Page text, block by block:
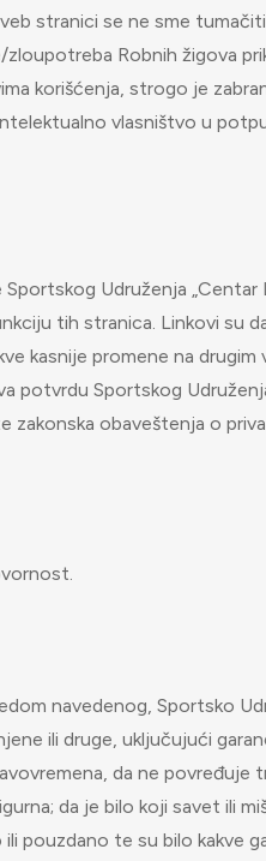
stranici se ne sme
Robnih žigova
korišćenja, strogo je
vlasništvo u
Udruženja „Centar
tih stranica. Linkovi su
kasnije promene na drugim
potvrdu Sportskog
zakonska obaveštenja o
navedenog, Sportsko
ili druge, uključujući
da ne povređuje
da je bilo koji savet ili
pouzdano te su bilo kakve